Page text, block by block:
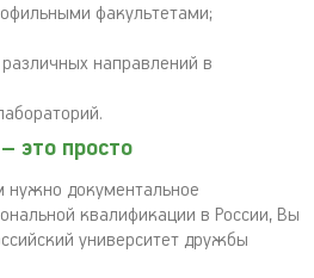
факультетами;
направлений в
это просто
нужно документальное
квалификации в России, Вы
университет дружбы